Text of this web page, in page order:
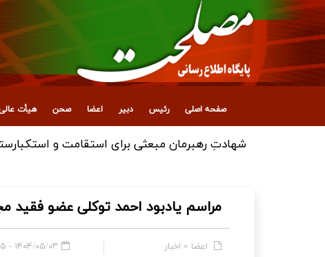
صفحه اصلی رئیس دبیر اعضا صحن هیأت
برگزاری مراسم اولین سالگرد درگذشت دکتر احمد
مراسم یادبود احمد توکلی عضو
اعضا » اخبار ۱۴۰۴/۰۵/۰۳ - ۱۸:۴۵